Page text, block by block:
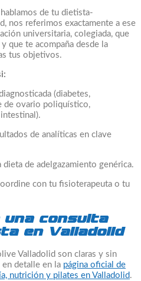
de tu dietista-
nos referimos exactamente a ese
universitaria, colegiada, que
que te acompaña desde la
tus objetivos.
(diabetes,
de ovario poliquístico,
de analíticas en clave
dieta de adelgazamiento genérica.
con tu fisioterapeuta o tu
consulta
en Valladolid
Valladolid son claras y sin
en detalle en la página oficial de
nutrición y pilates en Valladolid.